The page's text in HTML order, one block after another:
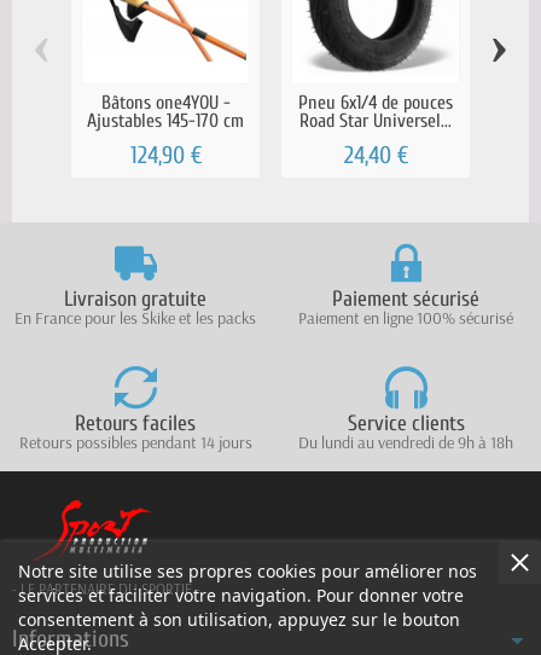
Bâtons one4YOU -
Ajustables 145-170 cm
124,90 €
Pneu 6x1/4 de pouces
Road Star Universel...
24,40 €
‹ ›
Livraison gratuite
En France pour les Skike et les packs
Paiement sécurisé
Paiement en ligne 100% sécurisé
Retours faciles
Retours possibles pendant 14 jours
Service clients
Du lundi au vendredi de 9h à 18h
- LE PARTENAIRE DU SPORTIF -
Informations
Notre site utilise ses propres cookies pour améliorer nos
services et faciliter votre navigation. Pour donner votre
consentement à son utilisation, appuyez sur le bouton
Accepter.